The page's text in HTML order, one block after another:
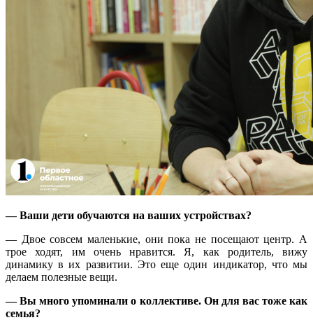
— Ваши дети обучаются на ваших устройствах?
— Двое совсем маленькие, они пока не посещают центр. А
трое ходят, им очень нравится. Я, как родитель, вижу
динамику в их развитии. Это еще один индикатор, что мы
делаем полезные вещи.
— Вы много упоминали о коллективе. Он для вас тоже как
семья?